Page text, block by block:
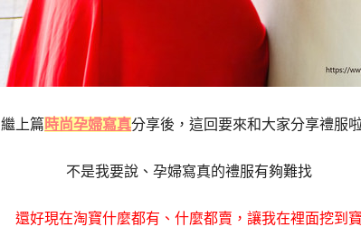
繼上篇 時尚孕婦寫真分享後，這回要來和大家分享禮服
不是我要說、孕婦寫真的禮服有夠難找
還好現在淘寶什麼都有、什麼都賣，讓我在裡面挖到寶